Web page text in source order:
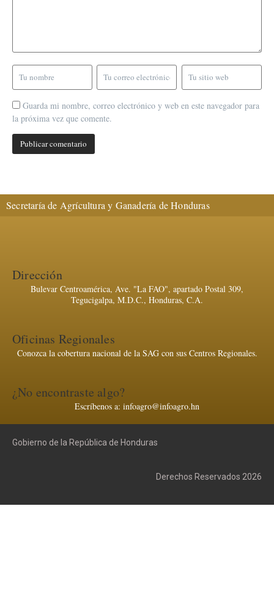
Guarda mi nombre, correo electrónico y web en este navegador para
la próxima vez que comente.
Secretaría de Agrícultura y Ganadería de Honduras
Dirección
Bulevar Centroamérica, Ave. "La FAO", apartado Postal 309,
Tegucigalpa, M.D.C., Honduras, C.A.
Oficinas Regionales
Conozca la cobertura nacional de la SAG con sus Centros Regionales.
¿No encontraste algo?
Escríbenos a: infoagro@infoagro.hn
Gobierno de la República de Honduras
Derechos Reservados 2026